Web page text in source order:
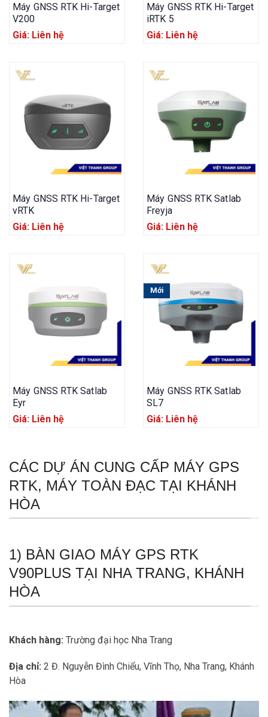
Máy GNSS RTK Hi-Target
V200
Giá: Liên hệ
Máy GNSS RTK Hi-Target
iRTK 5
Giá: Liên hệ
Máy GNSS RTK Hi-Target
vRTK
Giá: Liên hệ
Máy GNSS RTK Satlab
Freyja
Giá: Liên hệ
Máy GNSS RTK Satlab
Eyr
Giá: Liên hệ
Mới
Máy GNSS RTK Satlab
SL7
Giá: Liên hệ
CÁC DỰ ÁN CUNG CẤP MÁY GPS
RTK, MÁY TOÀN ĐẠC TẠI KHÁNH
HÒA
1) BÀN GIAO MÁY GPS RTK
V90PLUS TẠI NHA TRANG, KHÁNH
HÒA
Khách hàng: Trường đại học Nha Trang
Địa chỉ: 2 Đ. Nguyễn Đình Chiểu, Vĩnh Thọ, Nha Trang, Khánh
Hòa